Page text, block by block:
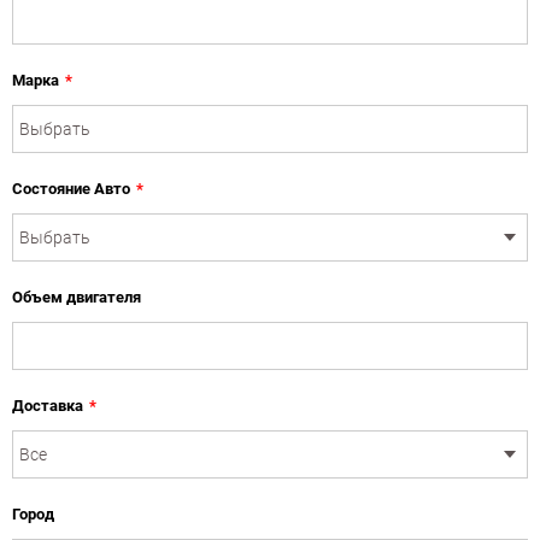
Марка *
Состояние Авто *
Объем двигателя
Доставка *
Город